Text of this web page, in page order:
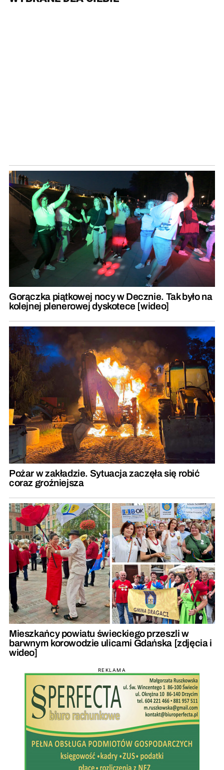
Gorączka piątkowej nocy w Decznie. Tak było na
kolejnej plenerowej dyskotece [wideo]
Pożar w zakładzie. Sytuacja zaczęła się robić
coraz groźniejsza
Mieszkańcy powiatu świeckiego przeszli w
barwnym korowodzie ulicami Gdańska [zdjęcia i
wideo]
REKLAMA